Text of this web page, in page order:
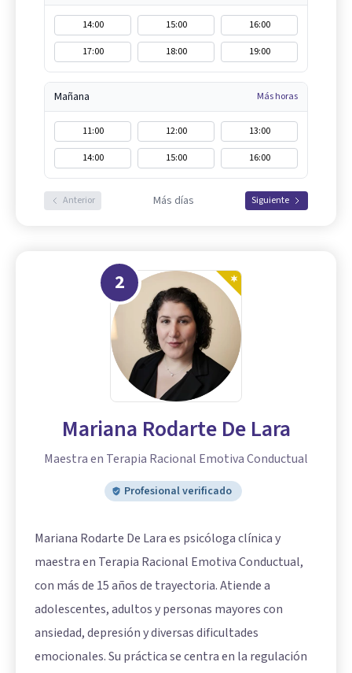
14:00 15:00
16:00
17:00
18:00 19:00
Mañana Más horas
11:00 12:00
13:00
14:00
15:00 16:00
Anterior Más días Siguiente
2
Mariana Rodarte De Lara
Maestra en Terapia Racional Emotiva Conductual
Profesional verificado
Mariana Rodarte De Lara es psicóloga clínica y
maestra en Terapia Racional Emotiva Conductual,
con más de 15 años de trayectoria. Atiende a
adolescentes, adultos y personas mayores con
ansiedad, depresión y diversas dificultades
emocionales. Su práctica se centra en la regulación